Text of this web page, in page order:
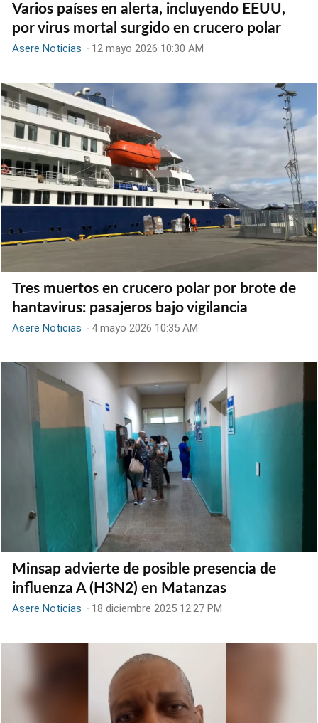
Varios países en alerta, incluyendo EEUU,
por virus mortal surgido en crucero polar
Asere Noticias - 12 mayo 2026 10:30 AM
Tres muertos en crucero polar por brote de
hantavirus: pasajeros bajo vigilancia
Asere Noticias - 4 mayo 2026 10:35 AM
Minsap advierte de posible presencia de
influenza A (H3N2) en Matanzas
Asere Noticias - 18 diciembre 2025 12:27 PM